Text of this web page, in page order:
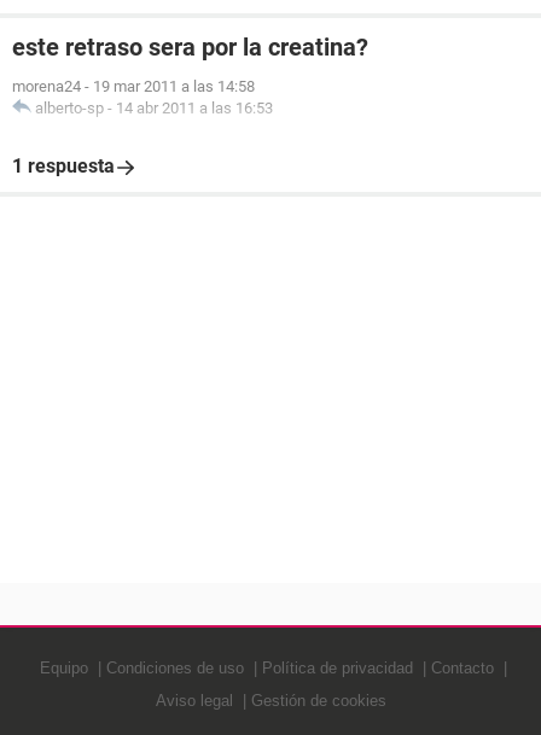
este retraso sera por la creatina?
morena24 - 19 mar 2011 a las 14:58
alberto-sp - 14 abr 2011 a las 16:53
1 respuesta
Equipo Condiciones de uso Política de privacidad
Contacto
Aviso legal
Gestión de cookies